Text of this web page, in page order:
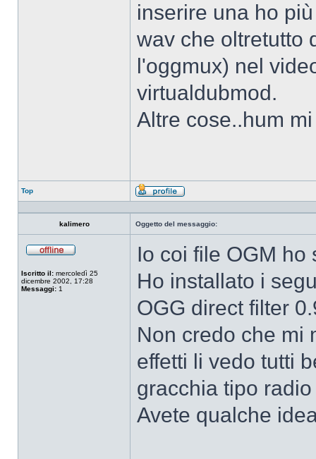
inserire una ho
wav che oltretutto
l'oggmux) nel
virtualdubmod.
Altre cose..hum
Top
Profilo
kalimero Oggetto del messaggio:
Iscritto il: mercoledì 25
dicembre 2002, 17:28
Messaggi: 1
Io coi file OGM
Ho installato i
OGG direct filter
Non credo che mi
effetti li vedo tutti
gracchia tipo
Avete qualche